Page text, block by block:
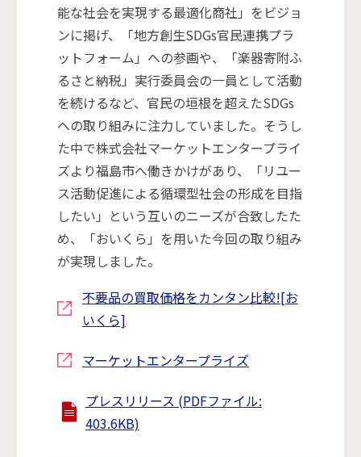
能な社会を実現する最適化商社」をビジョ
ンに掲げ、「地方創生SDGs官民連携プラ
ットフォーム」への参画や、「楽器寄附ふ
るさと納税」実行委員会の一員として活動
を続けるなど、官民の垣根を超えたSDGs
への取り組みに注力していました。そうし
た中で株式会社マーケットエンタープライ
ズより福島市へ働きかけがあり、「リユー
ス活動促進による循環型社会の形成を目指
したい」という互いのニーズが合致したた
め、「おいくら」を用いた今回の取り組み
が実現しました。
不要品の買取価格をカンタン比較![お
いくら]
マーケットエンタープライズ
プレスリリース (PDFファイル:
403.6KB)